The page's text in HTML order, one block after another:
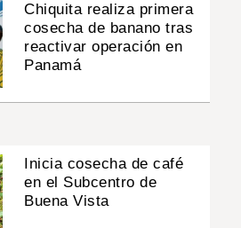
Chiquita realiza primera
cosecha de banano tras
reactivar operación en
Panamá
Inicia cosecha de café
en el Subcentro de
Buena Vista